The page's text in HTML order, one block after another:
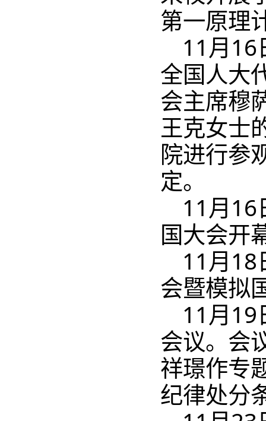
第一原理
11月16
全国人大
会主席穆
王克女士
院进行参
定。
11月16
国大会开
11月18
会暨模拟
11月19
会议。会
祥璟作专
纪律处分